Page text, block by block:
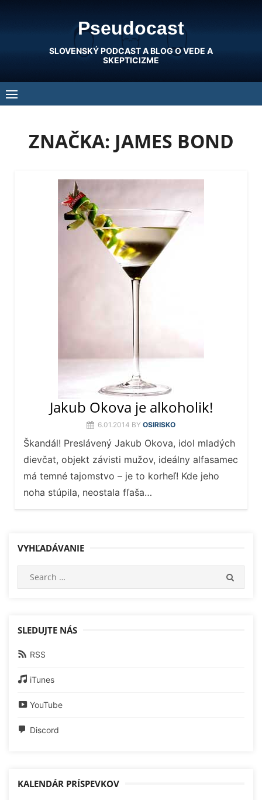
Pseudocast
SLOVENSKÝ PODCAST A BLOG O VEDE A
SKEPTICIZME
ZNAČKA: JAMES BOND
Jakub Okova je alkoholik!
6.01.2014 BY OSIRISKO
Škandál! Preslávený Jakub Okova, idol mladých
dievčat, objekt závisti mužov, ideálny alfasamec
má temné tajomstvo – je to korheľ! Kde jeho
noha stúpila, neostala fľaša…
VYHĽADÁVANIE
SLEDUJTE NÁS
RSS
iTunes
YouTube
Discord
KALENDÁR PRÍSPEVKOV